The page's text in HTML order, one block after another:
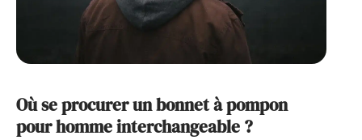
Où se procurer un bonnet à pompon
pour homme interchangeable ?